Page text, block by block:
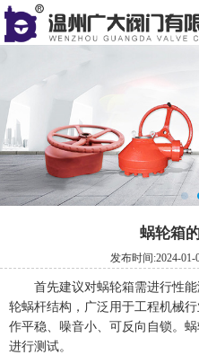
蜗轮箱
发布时间:2024-01-
首先建议对蜗轮箱需进行性能
轮蜗杆结构，广泛用于工程机械
作平稳、噪音小、可反向自锁。
进行测试。